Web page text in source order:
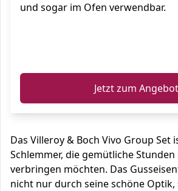
und sogar im Ofen verwendbar.
Jetzt zum Angebot
Das Villeroy & Boch Vivo Group Set
Schlemmer, die gemütliche
verbringen möchten. Das
nicht nur durch seine schöne